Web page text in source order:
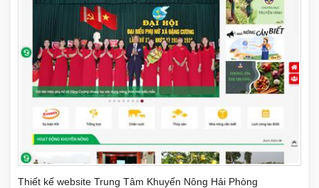
Thiết kế website Trung Tâm Khuyến Nông Hải Phòng